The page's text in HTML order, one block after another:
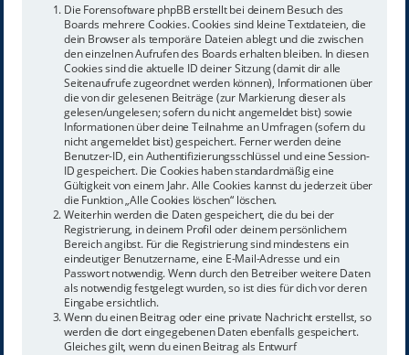
Die Forensoftware phpBB erstellt bei deinem Besuch des
Boards mehrere Cookies. Cookies sind kleine Textdateien, die
dein Browser als temporäre Dateien ablegt und die zwischen
den einzelnen Aufrufen des Boards erhalten bleiben. In diesen
Cookies sind die aktuelle ID deiner Sitzung (damit dir alle
Seitenaufrufe zugeordnet werden können), Informationen über
die von dir gelesenen Beiträge (zur Markierung dieser als
gelesen/ungelesen; sofern du nicht angemeldet bist) sowie
Informationen über deine Teilnahme an Umfragen (sofern du
nicht angemeldet bist) gespeichert. Ferner werden deine
Benutzer-ID, ein Authentifizierungsschlüssel und eine Session-
ID gespeichert. Die Cookies haben standardmäßig eine
Gültigkeit von einem Jahr. Alle Cookies kannst du jederzeit über
die Funktion „Alle Cookies löschen“ löschen.
Weiterhin werden die Daten gespeichert, die du bei der
Registrierung, in deinem Profil oder deinem persönlichem
Bereich angibst. Für die Registrierung sind mindestens ein
eindeutiger Benutzername, eine E-Mail-Adresse und ein
Passwort notwendig. Wenn durch den Betreiber weitere Daten
als notwendig festgelegt wurden, so ist dies für dich vor deren
Eingabe ersichtlich.
Wenn du einen Beitrag oder eine private Nachricht erstellst, so
werden die dort eingegebenen Daten ebenfalls gespeichert.
Gleiches gilt, wenn du einen Beitrag als Entwurf